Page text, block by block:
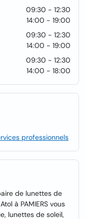
09:30 - 12:30
14:00 - 19:00
09:30 - 12:30
14:00 - 19:00
09:30 - 12:30
14:00 - 18:00
professionnels
de lunettes de
à PAMIERS vous
lunettes de soleil,